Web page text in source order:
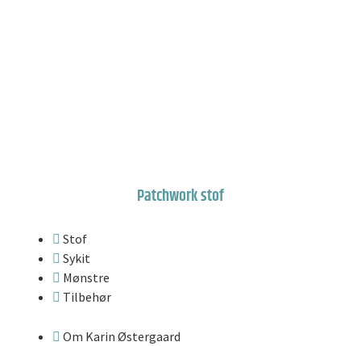
Patchwork stof
Stof
Sykit
Mønstre
Tilbehør
Om Karin Østergaard